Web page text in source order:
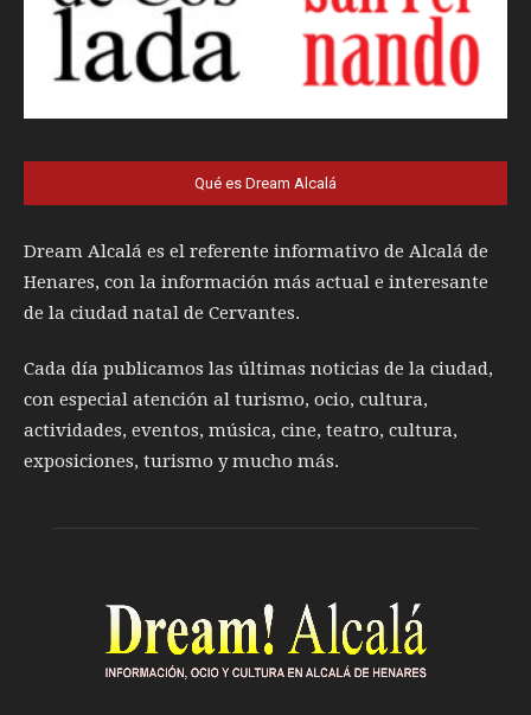
Qué es Dream Alcalá
Dream Alcalá es el referente informativo de Alcalá de
Henares, con la información más actual e interesante
de la ciudad natal de Cervantes.
Cada día publicamos las últimas noticias de la ciudad,
con especial atención al turismo, ocio, cultura,
actividades, eventos, música, cine, teatro, cultura,
exposiciones, turismo y mucho más.